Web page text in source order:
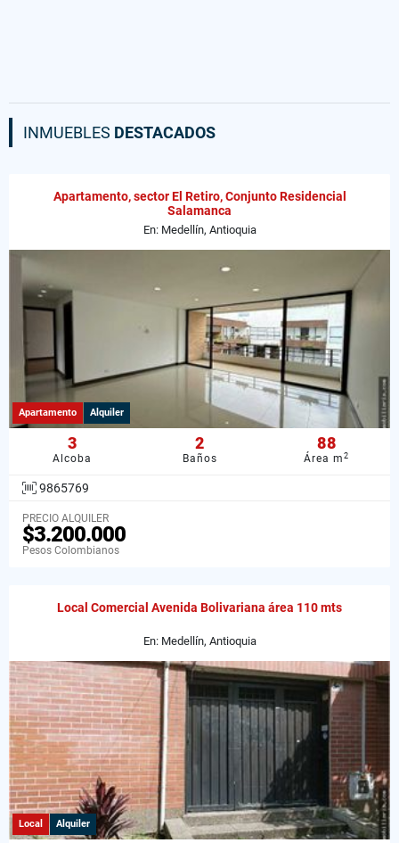
INMUEBLES DESTACADOS
Apartamento, sector El Retiro, Conjunto Residencial
Salamanca
En: Medellín, Antioquia
Apartamento Alquiler
3
Alcoba
2
Baños
88
Área m2
9865769
PRECIO ALQUILER
$3.200.000
Pesos Colombianos
Local Comercial Avenida Bolivariana área 110 mts
En: Medellín, Antioquia
Local Alquiler